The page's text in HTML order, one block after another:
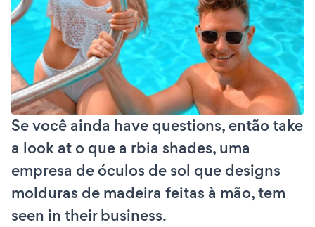
Se você ainda have questions, então take
a look at o que a rbia shades, uma
empresa de óculos de sol que designs
molduras de madeira feitas à mão, tem
seen in their business.